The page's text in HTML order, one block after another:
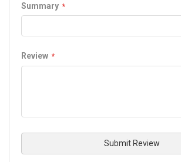
Summary
Review
Submit Review